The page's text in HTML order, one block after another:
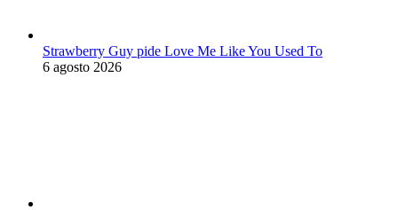
Strawberry Guy pide Love Me Like You Used To
6 agosto 2026